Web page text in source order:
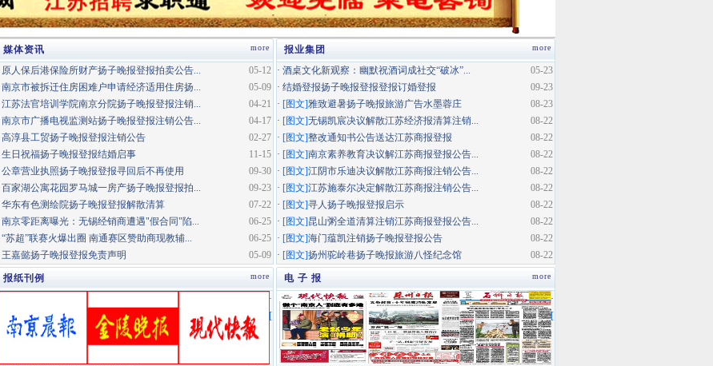
more
媒体资讯 more
报业集团
05-12
原人保后港保险所财产扬子晚报登报拍卖公告...
05-09
南京市被拆迁住房困难户申请经济适用住房扬...
04-21
江苏法官培训学院南京分院扬子晚报登报注销...
04-17
南京市广播电视监测站扬子晚报登报注销公告...
02-27
高淳县工贸扬子晚报登报注销公告
11-15
生日祝福扬子晚报登报结婚启事
09-30
公章营业执照扬子晚报登报寻回后不再使用
09-23
百家湖公寓花园罗马城一房产扬子晚报登报拍...
07-22
华东有色测绘院扬子晚报登报解散清算
06-25
南京零距离曝光：无锡经销商遭遇"假合同"陷...
06-25
“苏超”联赛火爆出圈 南通赛区赞助商现教辅...
05-09
王嘉懿扬子晚报登报免责声明
05-23
· 酒桌文化新观察：幽默祝酒词成社交“破冰”...
09-23
· 结婚登报扬子晚报登报登报订婚登报
08-23
· [图文]雅致避暑扬子晚报旅游广告水墨蓉庄
08-22
· [图文]无锡凯宸决议解散江苏经济报清算注销...
08-22
· [图文]整改通知书公告送达江苏商报登报
08-22
· [图文]南京素养教育决议解江苏商报登报公告...
08-22
· [图文]江阴市乐迪决议解散江苏商报注销公告...
08-22
· [图文]江苏施泰尔决定解散江苏商报注销公告...
08-22
· [图文]寻人扬子晚报登报启示
08-22
· [图文]昆山粥全道清算注销江苏商报登报公告...
08-22
· [图文]海门蕴凯注销扬子晚报登报公告
08-22
· [图文]扬州驼岭巷扬子晚报旅游八怪纪念馆
more
报纸刊例 more
电 子 报
·
[
·
[